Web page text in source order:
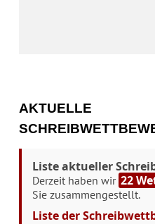
AKTUELLE
Liste aktueller
Derzeit haben wir 22
Sie zusammengestellt.
Liste der